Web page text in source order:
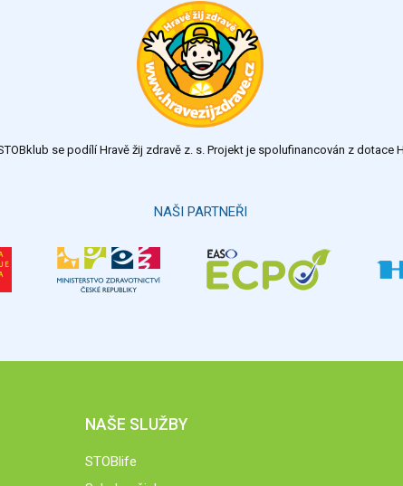
se podílí Hravě žij zdravě z. s. Projekt je spolufinancován z dotace
NAŠI PARTNEŘI
NAŠE SLUŽBY
STOBlife